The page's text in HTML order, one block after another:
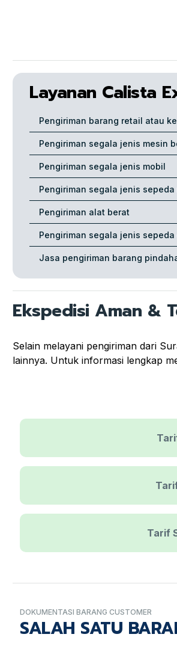
Layanan Calista
Pengiriman barang retail atau
Pengiriman segala jenis mesin
Pengiriman segala jenis mobil
Pengiriman segala jenis sepeda
Pengiriman alat berat
Pengiriman segala jenis sepeda
Jasa pengiriman barang
Ekspedisi Aman &
Selain melayani pengiriman dari
lainnya. Untuk informasi lengkap
Tarif
DOKUMENTASI BARANG CUSTOMER
SALAH SATU